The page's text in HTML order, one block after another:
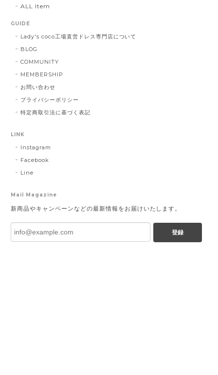
ALL Item
GUIDE
Lady's coco工場直営ドレス専門店について
BLOG
COMMUNITY
MEMBERSHIP
お問い合わせ
プライバシーポリシー
特定商取引法に基づく表記
LINK
Instagram
Facebook
Line
Mail Magazine
新商品やキャンペーンなどの最新情報をお届けいたします。
登録